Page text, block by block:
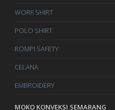
WORK SHIRT
POLO SHIRT
ROMPI SAFETY
CELANA
EMBROIDERY
MOKO KONVEKSI SEMARANG